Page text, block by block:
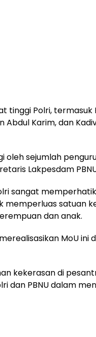
tinggi Polri,
Karim, dan
oleh sejumlah
Lakpesdam
sangat
satuan
dan anak.
MoU ini
kekerasan di
dan PBNU dalam